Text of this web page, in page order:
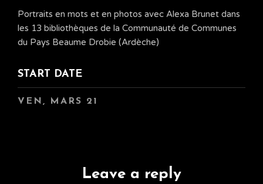
Portraits en mots et en photos avec Alexa Brunet dans
les 13 bibliothèques de la Communauté de Communes
du Pays Beaume Drobie (Ardèche)
START DATE
VEN, MARS 21
Leave a reply